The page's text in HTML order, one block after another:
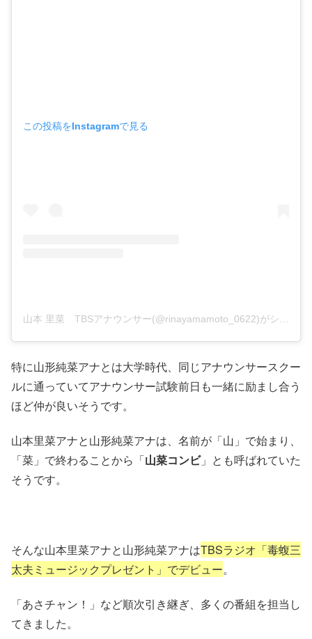
この投稿をInstagramで見る
特に山形純菜アナとは大学時代、同じアナウンサースクー
ルに通っていてアナウンサー試験前日も一緒に励まし合う
ほど仲が良いそうです。
山本里菜アナと山形純菜アナは、名前が「山」で始まり、
「菜」で終わることから「山菜コンビ」とも呼ばれていた
そうです。
そんな山本里菜アナと山形純菜アナはTBSラジオ「毒蝮三
太夫ミュージックプレゼント」でデビュー。
「あさチャン！」など順次引き継ぎ、多くの番組を担当し
てきました。